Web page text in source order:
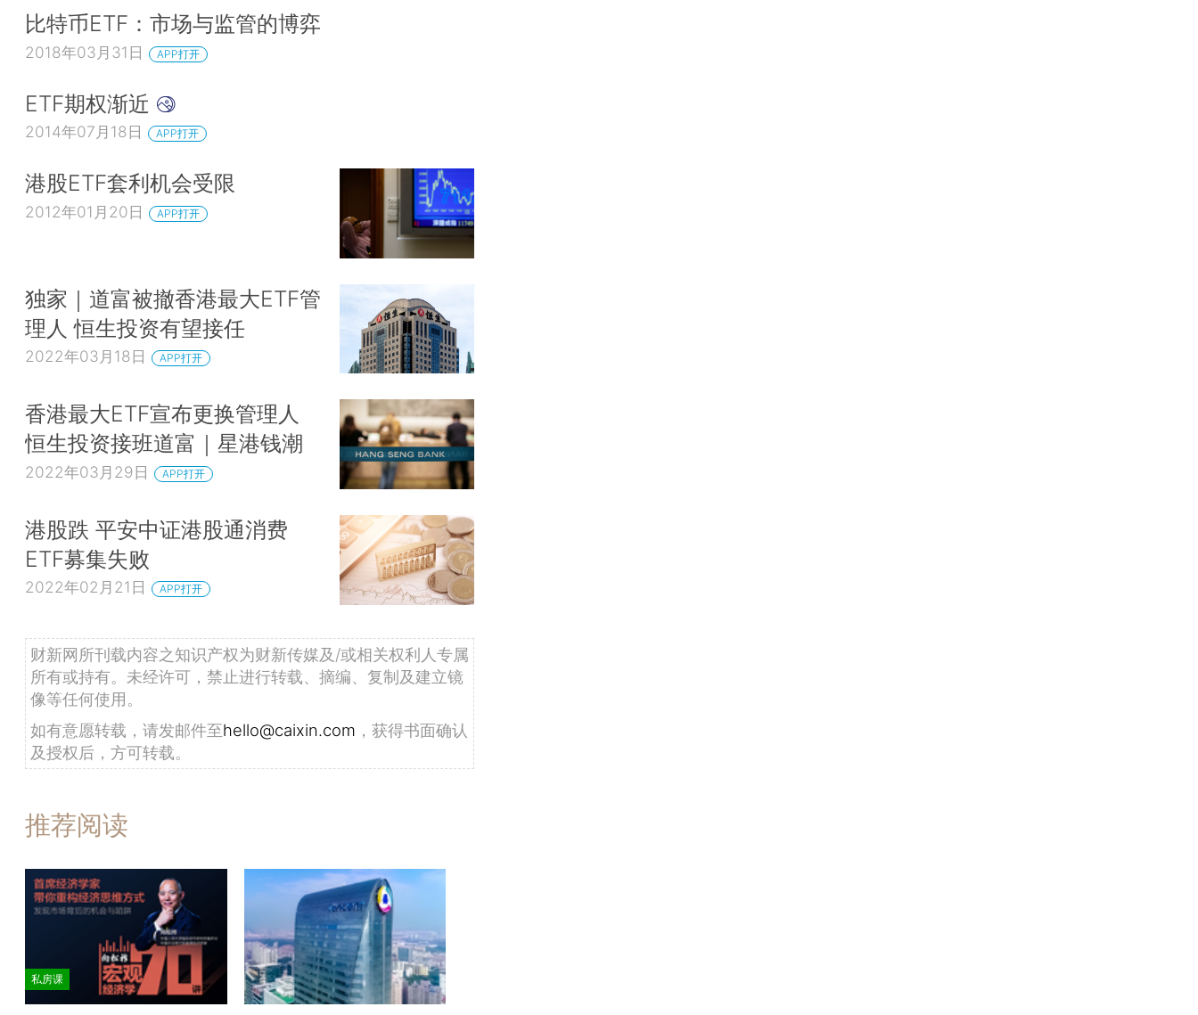
比特币ETF：市场与监管的博弈
2018年03月31日 APP打开
ETF期权渐近
2014年07月18日 APP打开
港股ETF套利机会受限
2012年01月20日 APP打开
独家｜道富被撤香港最大ETF管
理人 恒生投资有望接任
2022年03月18日 APP打开
香港最大ETF宣布更换管理人
恒生投资接班道富｜星港钱潮
2022年03月29日 APP打开
港股跌 平安中证港股通消费
ETF募集失败
2022年02月21日 APP打开
财新网所刊载内容之知识产权为财新传媒及/或相关权利人专属
所有或持有。未经许可，禁止进行转载、摘编、复制及建立镜
像等任何使用。
如有意愿转载，请发邮件至hello@caixin.com ，获得书面确认
及授权后，方可转载。
推荐阅读
私房课